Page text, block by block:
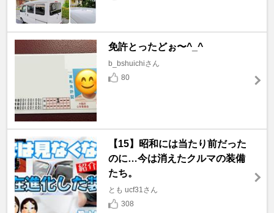
免許とったどぉ〜^_^
b_bshuichiさん
80
【15】昭和には当たり前だった
のに…今は消えたクルマの装備
たち。
とも ucf31さん
308